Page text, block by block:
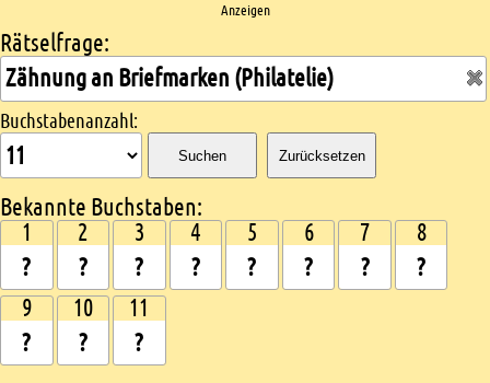
Anzeigen
Kreuzworträtsel suchen
Rätselfrage:
Buchstabenanzahl:
Suchen Zurücksetzen
Bekannte Buchstaben:
1 2 3 4 5 6 7 8
9 10 11